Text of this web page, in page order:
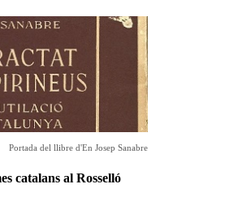
Portada del llibre d'En Josep Sanabre
catalans al Rosselló